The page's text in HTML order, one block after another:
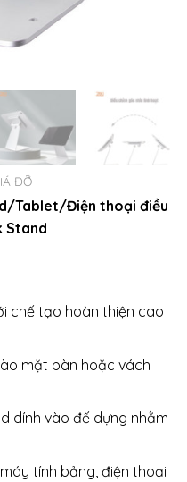
ĐỠ
Tablet/Điện thoại điều
Stand
chế tạo hoàn thiện cao
mặt bàn hoặc vách
dính vào đế dựng nhằm
tính bảng, điện thoại